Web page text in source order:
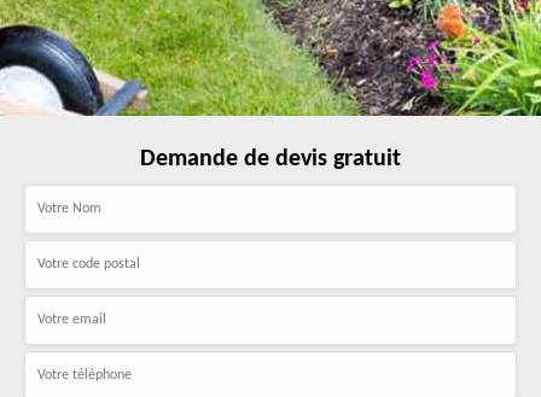
Demande de devis gratuit